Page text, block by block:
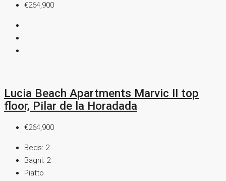
€264,900
Lucia Beach Apartments Marvic II top
floor, Pilar de la Horadada
€264,900
Beds: 2
Bagni: 2
Piatto